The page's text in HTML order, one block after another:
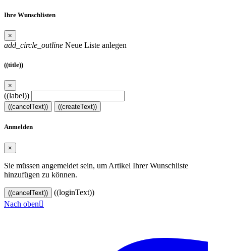
Ihre Wunschlisten
×
add_circle_outline Neue Liste anlegen
((title))
×
((label))
((cancelText)) ((createText))
Anmelden
×
Sie müssen angemeldet sein, um Artikel Ihrer Wunschliste
hinzufügen zu können.
((cancelText))
((loginText))
Nach oben